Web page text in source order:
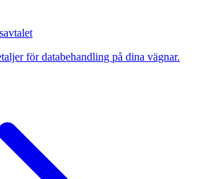
för databehandling på dina vägnar.